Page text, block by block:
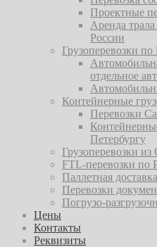
Проектные
Аренда
России
Грузоперевозки по
отдельное
Контейнерные
Перевозки
Петербургу
Грузоперевозки
FTL-перевозки по
Паллетная
Перевозки
Погрузо-
Цены
Контакты
Реквизиты